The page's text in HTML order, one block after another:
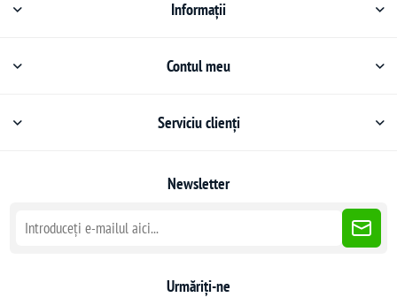
Informații
Contul meu
Serviciu clienți
Newsletter
Urmăriți-ne